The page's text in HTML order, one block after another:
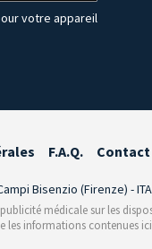
votre appareil
F.A.Q. Contact
Bisenzio (Firenze) -
médicale sur les
les informations contenues